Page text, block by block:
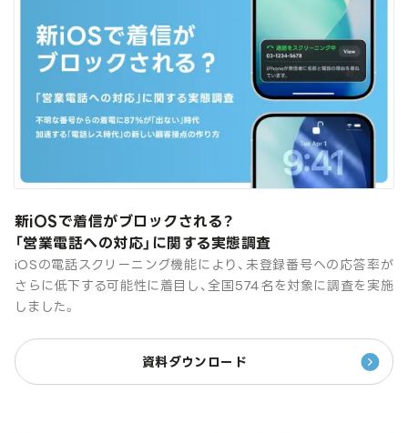
新iOSで着信がブロックされる？
「営業電話への対応」に関する実態調査
iOSの電話スクリーニング機能により、未登録番号への応答率が
さらに低下する可能性に着目し、全国574名を対象に調査を実施
しました。
資料ダウンロード